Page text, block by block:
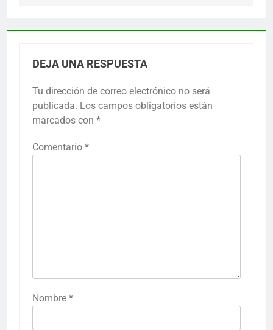
DEJA UNA RESPUESTA
Tu dirección de correo electrónico no será
publicada. Los campos obligatorios están
marcados con *
Comentario *
Nombre *